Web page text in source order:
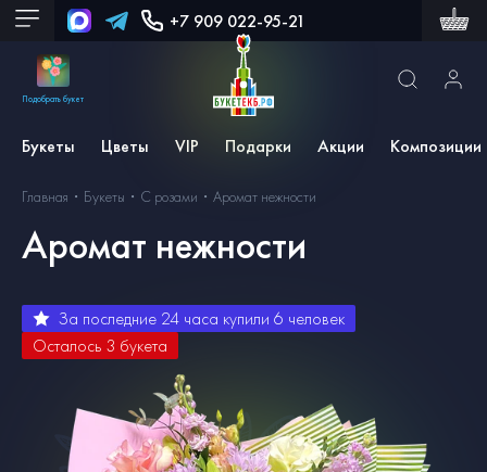
+7 909 022-95-21
Подобрать букет
Букеты Цветы VIP Подарки Акции Композиции
Главная Букеты С розами Аромат нежности
Аромат нежности
За последние 24 часа купили 6 человек
Осталось 3 букета